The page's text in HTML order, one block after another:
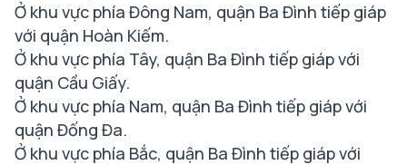
Ở khu vực phía Đông Nam, quận Ba Đình tiếp giáp
với quận Hoàn Kiếm.
Ở khu vực phía Tây, quận Ba Đình tiếp giáp với
quận Cầu Giấy.
Ở khu vực phía Nam, quận Ba Đình tiếp giáp với
quận Đống Đa.
Ở khu vực phía Bắc, quận Ba Đình tiếp giáp với